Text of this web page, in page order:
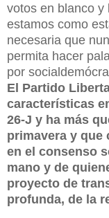
votos en blanco y
estamos como
necesaria que
permita hacer
por
El Partido
características
26-J y ha más
primavera y que
en el consenso
mano y de
proyecto de
profunda, de la